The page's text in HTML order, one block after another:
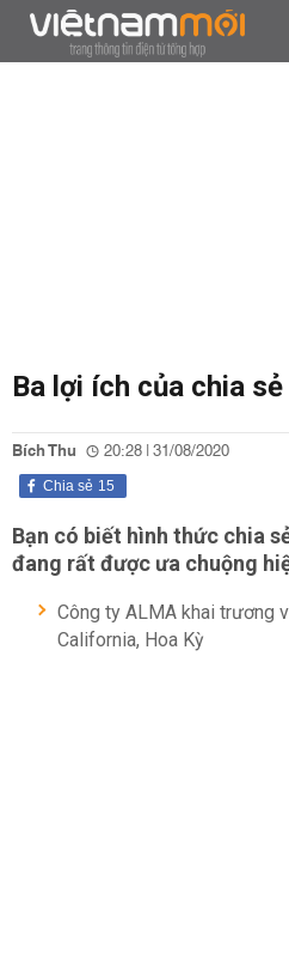
Ba lợi ích của chia
Bích Thu 20:28 | 31/08/2020
15
Chia sẻ
Bạn có biết hình thức chia
đang rất được ưa chuộng
Công ty ALMA khai trương
California, Hoa Kỳ